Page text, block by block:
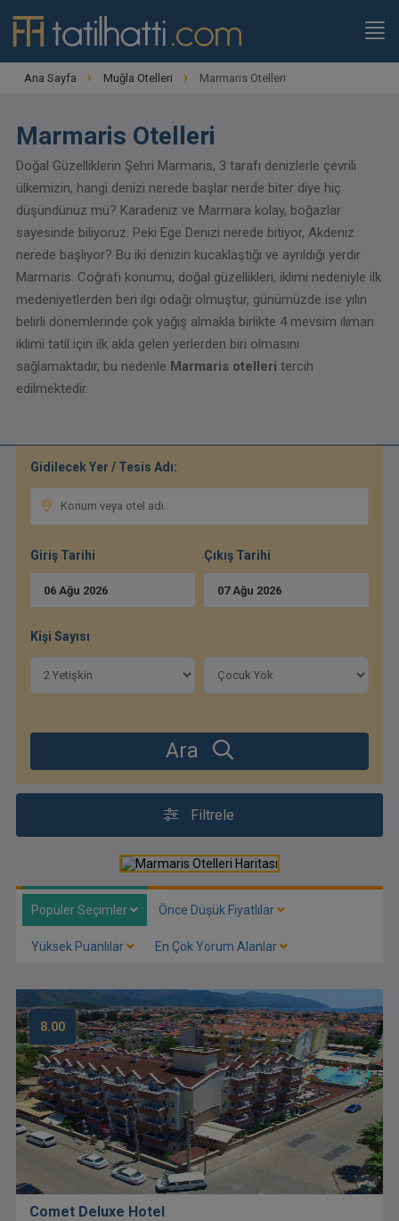
Ana Sayfa Muğla Otelleri Marmaris Otelleri
Marmaris Otelleri
Doğal Güzelliklerin Şehri Marmaris, 3 tarafı denizlerle çevrili
ülkemizin, hangi denizi nerede başlar nerde biter diye hiç
düşündünüz mü? Karadeniz ve Marmara kolay, boğazlar
sayesinde biliyoruz. Peki Ege Denizi nerede bitiyor, Akdeniz
nerede başlıyor? Bu iki denizin kucaklaştığı ve ayrıldığı yerdir
Marmaris. Coğrafi konumu, doğal güzellikleri, iklimi nedeniyle ilk
medeniyetlerden beri ilgi odağı olmuştur, günümüzde ise yılın
belirli dönemlerinde çok yağış almakla birlikte 4 mevsim ılıman
iklimi tatil için ilk akla gelen yerlerden biri olmasını
sağlamaktadır, bu nedenle Marmaris otelleri tercih
edilmektedir.
Gidilecek Yer / Tesis Adı:
Giriş Tarihi
06Ağu 2026
Çıkış Tarihi
07Ağu 2026
Kişi Sayısı
Ara
Filtrele
Popüler Seçimler Önce Düşük Fiyatlılar
Yüksek Puanlılar En Çok Yorum Alanlar
8.00
Comet Deluxe Hotel